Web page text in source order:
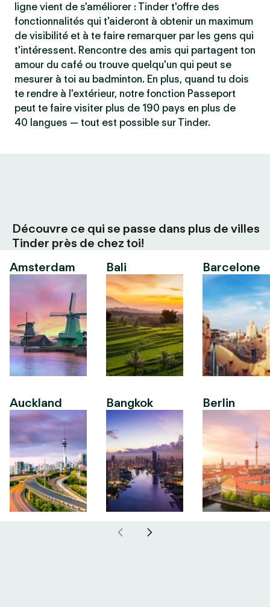
ligne vient de s'améliorer : Tinder t'offre des
fonctionnalités qui t'aideront à obtenir un maximum
de visibilité et à te faire remarquer par les gens qui
t'intéressent. Rencontre des amis qui partagent ton
amour du café ou trouve quelqu'un qui peut se
mesurer à toi au badminton. En plus, quand tu dois
te rendre à l'extérieur, notre fonction Passeport
peut te faire visiter plus de 190 pays en plus de
40 langues — tout est possible sur Tinder.
Découvre ce qui se passe dans plus de villes
Tinder près de chez toi!
Amsterdam
Auckland
Bali
Bangkok
Barcelone
Berlin